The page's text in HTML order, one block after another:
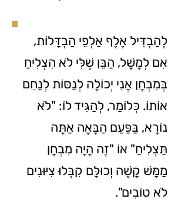
לְהַבְדִּיל אֶלֶף אַלְפֵי הַבְדָּלוֹת,
אִם לְמָשָׁל, הַבֵּן שֶׁלִּי לֹא הִצְלִיחַ
בְּמִבְחָן אֲנִי יְכוֹלָה לְנַסּוֹת לְנַחֵם
אוֹתוֹ. כְּלוֹמַר, לְהַגִּיד לוֹ: "לֹא
נוֹרָא, בַּפַּעַם הַבָּאָה אַתָּה
תַּצְלִיחַ" אוֹ "זֶה הָיָה מִבְחָן
מַמָּשׁ קָשֶׁה וְכוּלָּם קִבְּלוּ צִיּוּנִים
לֹא טוֹבִים".